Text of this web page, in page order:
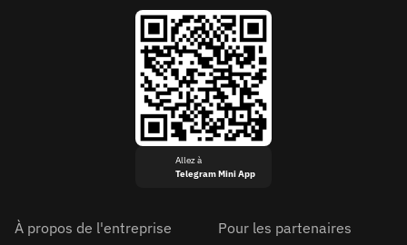
Allez à
Telegram Mini App
À propos de l'entreprise Pour les partenaires